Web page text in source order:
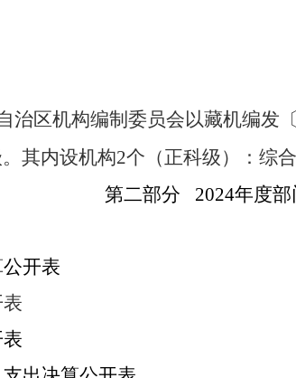
治区机构编制委员会以藏机编发
其内设机构2个（正科级）：综
第二部分
2024年度
开表